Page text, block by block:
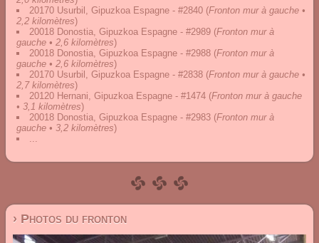
20170 Usurbil, Gipuzkoa Espagne - #2840 (Fronton mur à gauche •
2,2 kilomètres)
20018 Donostia, Gipuzkoa Espagne - #2989 (Fronton mur à
gauche • 2,6 kilomètres)
20018 Donostia, Gipuzkoa Espagne - #2988 (Fronton mur à
gauche • 2,6 kilomètres)
20170 Usurbil, Gipuzkoa Espagne - #2838 (Fronton mur à gauche •
2,7 kilomètres)
20120 Hernani, Gipuzkoa Espagne - #1474 (Fronton mur à gauche
• 3,1 kilomètres)
20018 Donostia, Gipuzkoa Espagne - #2983 (Fronton mur à
gauche • 3,2 kilomètres)
...
› Photos du fronton